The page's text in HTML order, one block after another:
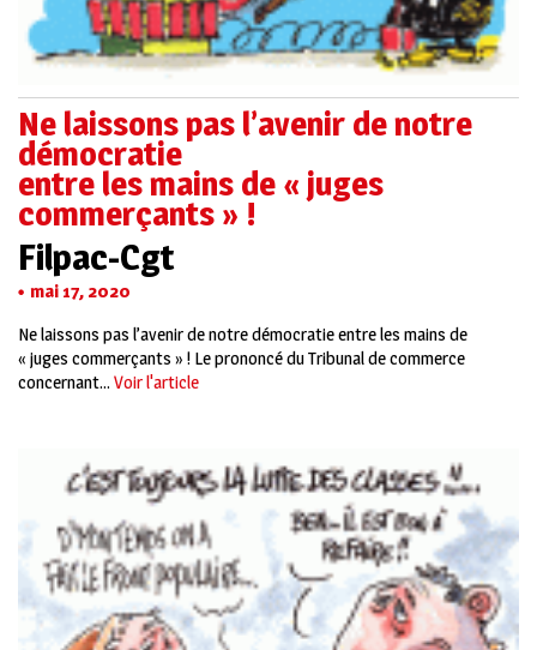
Ne laissons pas l’avenir de notre
démocratie
entre les mains de « juges
commerçants » !
Filpac-Cgt
mai 17, 2020
Ne laissons pas l’avenir de notre démocratie entre les mains de
« juges commerçants » ! Le prononcé du Tribunal de commerce
concernant... Voir l'article